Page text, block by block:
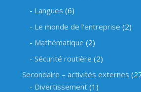
Langues (6)
Le monde de l'entreprise (2)
Mathématique (2)
Sécurité routière (2)
Secondaire – activités externes
Divertissement(1)